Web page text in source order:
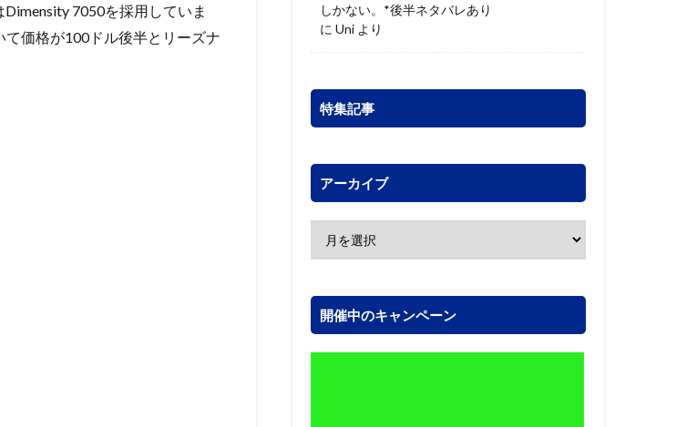
7050を採用していま
価格が100ドル後半とリーズナ
しかない。*後半ネタバレあり
に Uni より
特集記事
アーカイブ
開催中のキャンペーン